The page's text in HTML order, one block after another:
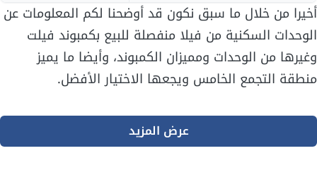
أخيرا من خلال ما سبق نكون قد أوضحنا لكم المعلومات عن
الوحدات السكنية من فيلا منفصلة للبيع بكمبوند فيلت
وغيرها من الوحدات ومميزان الكمبوند، وأيضا ما يميز
منطقة التجمع الخامس ويجعها الاختيار الأفضل.
عرض المزيد